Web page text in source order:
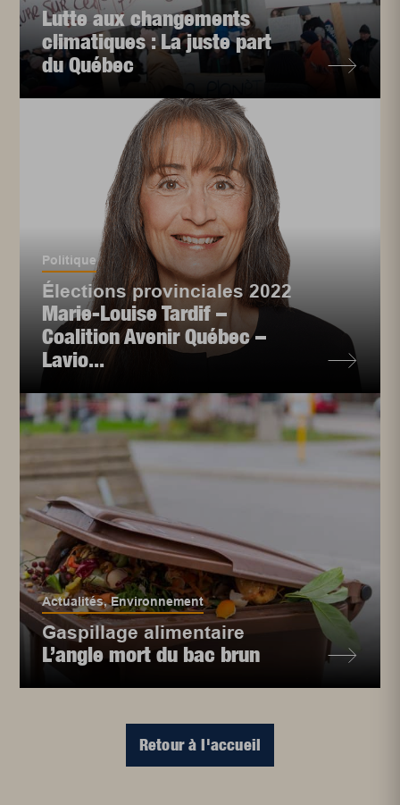
Lutte aux changements
climatiques : La juste part
du Québec
Politique
Élections provinciales 2022
Marie-Louise Tardif –
Coalition Avenir Québec –
Lavio...
Actualités,Environnement
Gaspillage alimentaire
L’angle mort du bac brun
Retour à l'accueil